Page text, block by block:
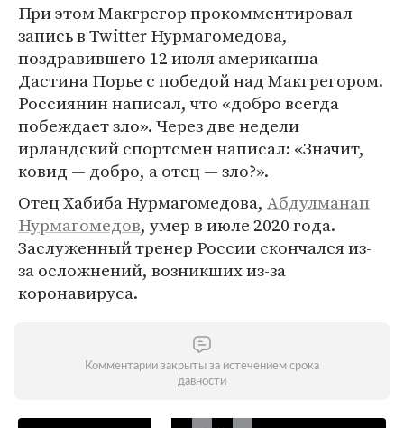
При этом Макгрегор прокомментировал
запись в Twitter Нурмагомедова,
поздравившего 12 июля американца
Дастина Порье с победой над Макгрегором.
Россиянин написал, что «добро всегда
побеждает зло». Через две недели
ирландский спортсмен написал: «Значит,
ковид — добро, а отец — зло?».
Отец Хабиба Нурмагомедова, Абдулманап
Нурмагомедов, умер в июле 2020 года.
Заслуженный тренер России скончался из-
за осложнений, возникших из-за
коронавируса.
Комментарии закрыты за истечением срока
давности